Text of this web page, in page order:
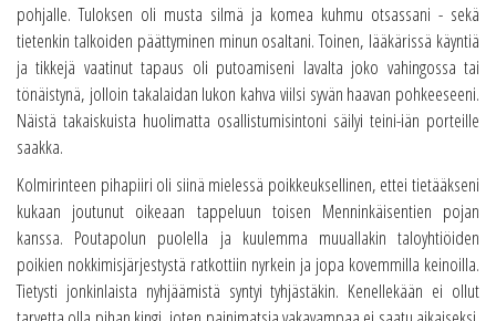
pohjalle. Tuloksen oli musta silmä ja komea kuhmu otsassani - sekä
tietenkin talkoiden päättyminen minun osaltani. Toinen, lääkärissä käyntiä
ja tikkejä vaatinut tapaus oli putoamiseni lavalta joko vahingossa tai
tönäistynä, jolloin takalaidan lukon kahva viilsi syvän haavan pohkeeseeni.
Näistä takaiskuista huolimatta osallistumisintoni säilyi teini-iän porteille
saakka.
Kolmirinteen pihapiiri oli siinä mielessä poikkeuksellinen, ettei tietääkseni
kukaan joutunut oikeaan tappeluun toisen Menninkäisentien pojan
kanssa. Poutapolun puolella ja kuulemma muuallakin taloyhtiöiden
poikien nokkimisjärjestystä ratkottiin nyrkein ja jopa kovemmilla keinoilla.
Tietysti jonkinlaista nyhjäämistä syntyi tyhjästäkin. Kenellekään ei ollut